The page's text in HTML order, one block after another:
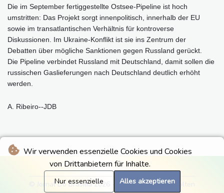
Wir verwenden essenzielle Cookies und Cookies
von Drittanbietern für Inhalte.
Nur essenzielle Alles akzeptieren
Die im September fertiggestellte Ostsee-Pipeline ist hoch
umstritten: Das Projekt sorgt innenpolitisch, innerhalb der EU
sowie im transatlantischen Verhältnis für kontroverse
Diskussionen. Im Ukraine-Konflikt ist sie ins Zentrum der
Debatten über mögliche Sanktionen gegen Russland gerückt.
Die Pipeline verbindet Russland mit Deutschland, damit sollen die
russischen Gaslieferungen nach Deutschland deutlich erhöht
werden.
A. Ribeiro--JDB
© Jornal Do Brasilia 2026 - Alle Rechte vorbehalten